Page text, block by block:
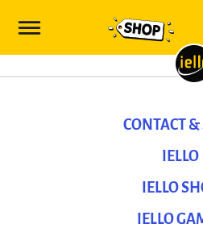
CONTACT &
IELLO
IELLO
IELLO